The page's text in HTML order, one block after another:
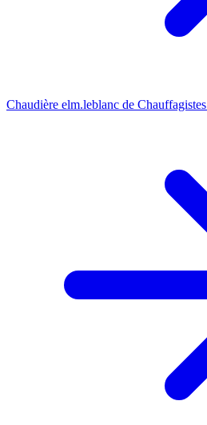
Chaudière elm.leblanc de